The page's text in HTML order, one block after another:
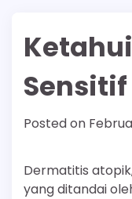
Posted on
Dermatitis
yang ditandai